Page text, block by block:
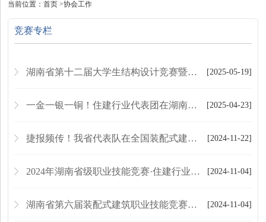
当前位置：首页 >协会工作
竞赛专栏
[2025-05-19]
湖南省第十二届大学生结构设计竞赛暨第十八届全国大学生结构设计竞赛 湖南省分区赛圆满落幕
[2025-04-23]
一金一银一铜！住建行业代表团在湖南省第二届职业技能大赛上收获佳绩
[2024-11-22]
捷报频传！我省代表队在全国装配式建筑职业技能竞赛（学生组）全国总决赛中获佳绩
[2024-11-04]
2024年湖南省级职业技能竞赛·住建行业（装配式 建筑智能建造）职业技能竞赛圆满举办
[2024-11-04]
湖南省第六届装配式建筑职业技能竞赛成功举办